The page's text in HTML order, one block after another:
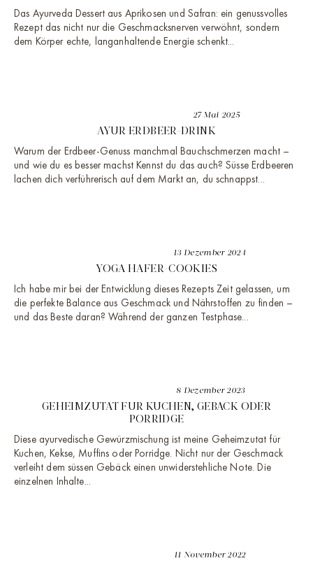
Das Ayurveda Dessert aus Aprikosen und Safran: ein genussvolles
Rezept das nicht nur die Geschmacksnerven verwöhnt, sondern
dem Körper echte, langanhaltende Energie schenkt...
27 Mai 2025
AYUR ERDBEER-DRINK
Warum der Erdbeer-Genuss manchmal Bauchschmerzen macht –
und wie du es besser machst Kennst du das auch? Süsse Erdbeeren
lachen dich verführerisch auf dem Markt an, du schnappst...
13 Dezember 2024
YOGA HAFER-COOKIES
Ich habe mir bei der Entwicklung dieses Rezepts Zeit gelassen, um
die perfekte Balance aus Geschmack und Nährstoffen zu finden –
und das Beste daran? Während der ganzen Testphase...
8 Dezember 2023
GEHEIMZUTAT FÜR KUCHEN, GEBÄCK ODER
PORRIDGE
Diese ayurvedische Gewürzmischung ist meine Geheimzutat für
Kuchen, Kekse, Muffins oder Porridge. Nicht nur der Geschmack
verleiht dem süssen Gebäck einen unwiderstehliche Note. Die
einzelnen Inhalte...
11 November 2022